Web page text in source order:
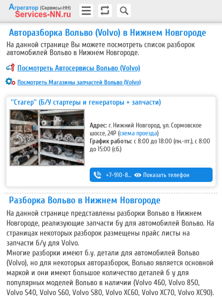
Авторазборка Вольво (Volvo) в Нижнем Новгороде
На данной странице Вы можете посмотреть список разборок
автомобилей Вольво в Нижнем Новгороде.
Посмотреть Автосервисы Вольво (Volvo)
Посмотреть Магазины запчастей Вольво (Volvo)
''Стагер'' (Б/У стартеры и генераторы + запчасти)
Адрес: г. Нижний Новгород, ул. Сормовское
шоссе, 24Р (схема проезда)
График работы:с 8:00 до 18:00 (пн.-пт.), с 8:00
до 15:00 (сб.)
+7-910-876-65-85 Показать телефон
Разборка Вольво в Нижнем Новгороде
На данной странице представлены разборки Вольво в Нижнем
Новгороде, реализующие запчасти бу для автомобилей Вольво. На
страницах некоторых разборок размещены прайс листы на
запчасти б/у для Volvo.
Многие разборки имеют б.у. детали для автомобилей Вольво
(Volvo), но для некоторых авторазборок, Вольво является основной
маркой и они имеют большое количество деталей б у для
популярных моделей Вольво в наличии (Volvo 460, Volvo 850,
Volvo S40, Volvo S60, Volvo S80, Volvo XC60, Volvo XC70, Volvo XC90).